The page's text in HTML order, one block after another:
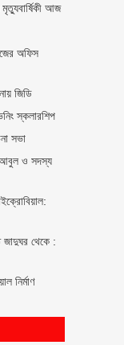
আজ
অফিস
জিডি
স্কলারশিপ
সভা
আবুল ও সদস্য
জাদুঘর থেকে :
নির্মাণ